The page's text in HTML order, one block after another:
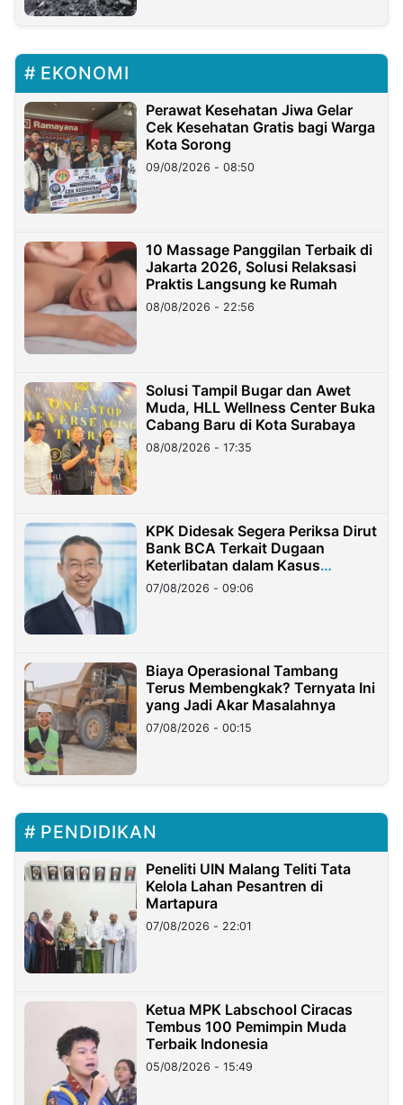
EKONOMI
Perawat Kesehatan Jiwa Gelar
Cek Kesehatan Gratis bagi Warga
Kota Sorong
09/08/2026 - 08:50
10 Massage Panggilan Terbaik di
Jakarta 2026, Solusi Relaksasi
Praktis Langsung ke Rumah
08/08/2026 - 22:56
Solusi Tampil Bugar dan Awet
Muda, HLL Wellness Center Buka
Cabang Baru di Kota Surabaya
08/08/2026 - 17:35
KPK Didesak Segera Periksa Dirut
Bank BCA Terkait Dugaan
Keterlibatan dalam Kasus
Hilangnya Dana Nasabah Rp2,58
Miliar
07/08/2026 - 09:06
Biaya Operasional Tambang
Terus Membengkak? Ternyata Ini
yang Jadi Akar Masalahnya
07/08/2026 - 00:15
PENDIDIKAN
Peneliti UIN Malang Teliti Tata
Kelola Lahan Pesantren di
Martapura
07/08/2026 - 22:01
Ketua MPK Labschool Ciracas
Tembus 100 Pemimpin Muda
Terbaik Indonesia
05/08/2026 - 15:49